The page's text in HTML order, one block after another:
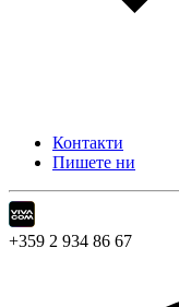
Контакти
Пишете ни
+359 2 934 86 67